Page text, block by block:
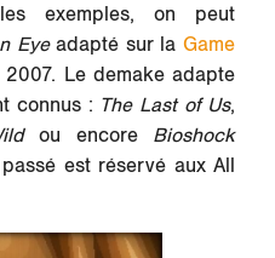
exemples, on peut
Eyeadapté sur laGame
Le demake adapte
connus : The Last of Us,
ou encore Bioshock
est réservé aux All